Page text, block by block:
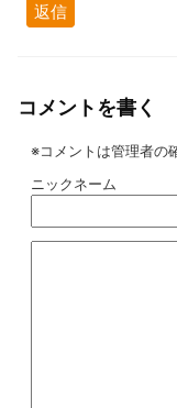
返信
コメントを書く
※コメントは管理者の
ニックネーム